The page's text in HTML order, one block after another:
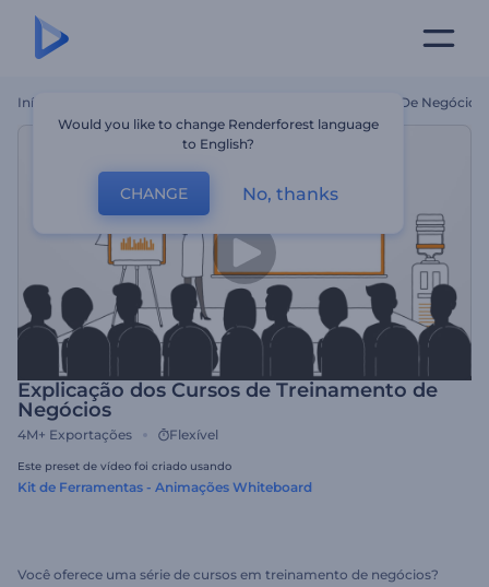
Início Explicação Dos Cursos De Treinamento De Negócios
Explicação dos Cursos de Treinamento de
Negócios
4M+ Exportações Flexível
Este preset de vídeo foi criado usando
Kit de Ferramentas - Animações Whiteboard
Você oferece uma série de cursos em treinamento de negócios?
Would you like to change Renderforest language
to English?
CHANGE No, thanks